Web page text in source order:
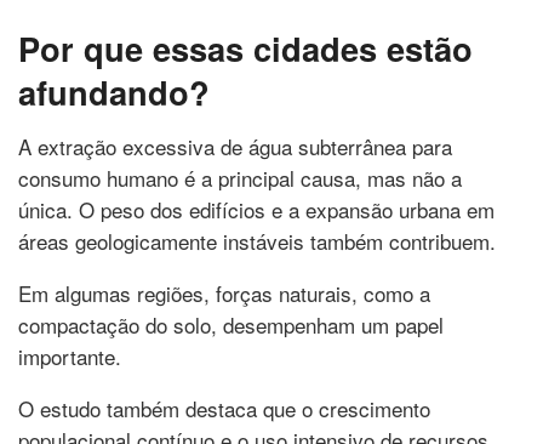
Por que essas cidades estão
afundando?
A extração excessiva de água subterrânea para
consumo humano é a principal causa, mas não a
única. O peso dos edifícios e a expansão urbana em
áreas geologicamente instáveis também contribuem.
Em algumas regiões, forças naturais, como a
compactação do solo, desempenham um papel
importante.
O estudo também destaca que o crescimento